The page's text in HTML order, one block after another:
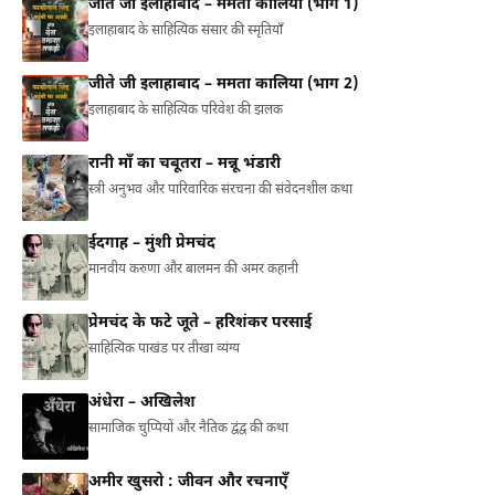
जीते जी इलाहाबाद – ममता कालिया (भाग 1)
इलाहाबाद के साहित्यिक संसार की स्मृतियाँ
जीते जी इलाहाबाद – ममता कालिया (भाग 2)
इलाहाबाद के साहित्यिक परिवेश की झलक
रानी माँ का चबूतरा – मन्नू भंडारी
स्त्री अनुभव और पारिवारिक संरचना की संवेदनशील कथा
ईदगाह – मुंशी प्रेमचंद
मानवीय करुणा और बालमन की अमर कहानी
प्रेमचंद के फटे जूते – हरिशंकर परसाई
साहित्यिक पाखंड पर तीखा व्यंग्य
अंधेरा – अखिलेश
सामाजिक चुप्पियों और नैतिक द्वंद्व की कथा
अमीर खुसरो : जीवन और रचनाएँ